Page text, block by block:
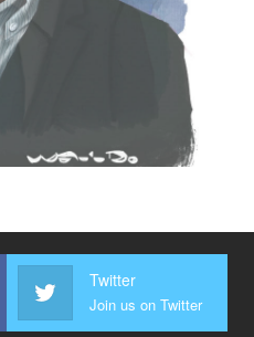
Twitter
Join us on Twitter